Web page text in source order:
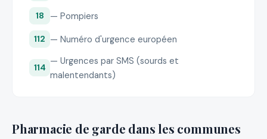
18 — Pompiers
112 — Numéro d'urgence européen
114
— Urgences par SMS (sourds et
malentendants)
Pharmacie de garde dans les communes